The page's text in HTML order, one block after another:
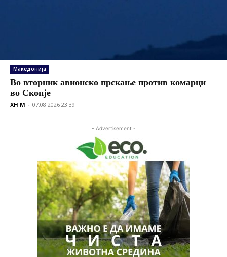
Македонија
Во вторник авионско прскање против комарци
во Скопје
XH M - 07.08.2026 23:39
- Advertisement -